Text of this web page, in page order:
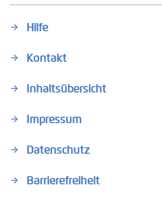
Hilfe
Kontakt
Inhaltsübersicht
Impressum
Datenschutz
Barrierefreiheit